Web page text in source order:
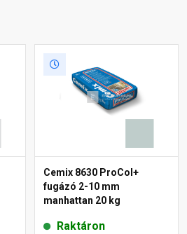
Cemix 8630 ProCol+
fugázó 2-10 mm
manhattan 20 kg
Raktáron